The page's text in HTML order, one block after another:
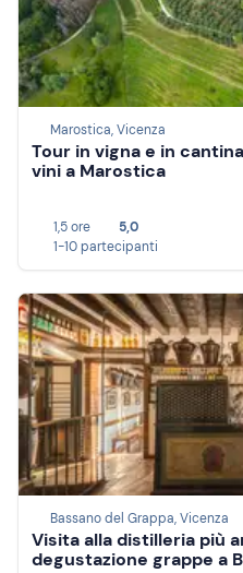
Marostica, Vicenza
Tour in vigna e in
vini a Marostica
1,5 ore
5,0
1-10 partecipanti
Bassano del Grappa, Vicenza
Visita alla distilleria più
degustazione grappe a